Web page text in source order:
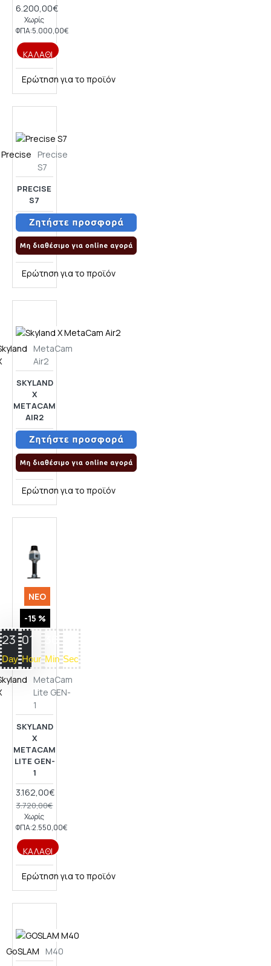
6.200,00€
Χωρίς
ΦΠΑ:5.000,00€
ΚΑΛΆΘΙ
Ερώτηση για το προϊόν
Precise
Precise
S7
PRECISE
S7
Ερώτηση για το προϊόν
MetaCam
Air2
SKYLAND
X
METACAM
AIR2
Ερώτηση για το προϊόν
ΝΈΟ
-15 %
23
Day
01
Hour
36
Min Sec
MetaCam
Lite GEN-
1
SKYLAND
X
METACAM
LITE GEN-
1
3.162,00€
3.720,00€
Χωρίς
ΦΠΑ:2.550,00€
ΚΑΛΆΘΙ
Ερώτηση για το προϊόν
GoSLAM M40